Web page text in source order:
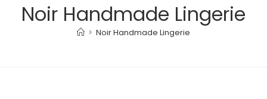
Noir Handmade Lingerie
> Noir Handmade Lingerie